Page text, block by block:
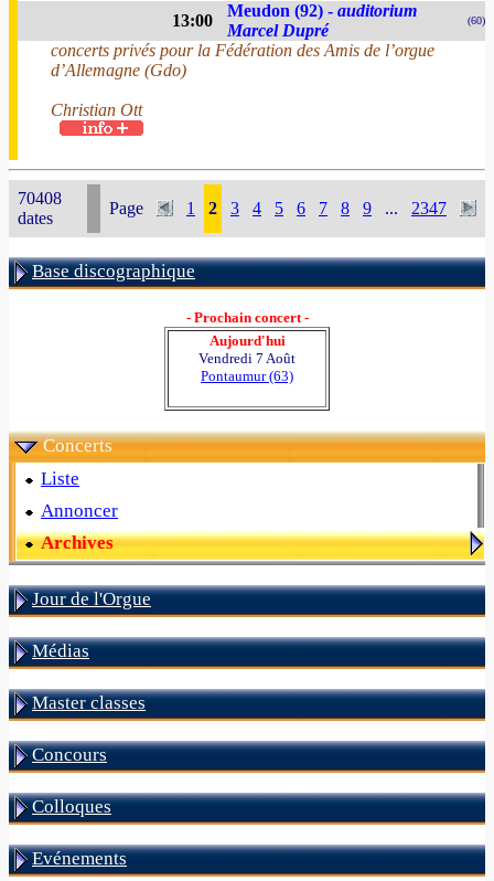
13:00
Meudon (92) - auditorium
Marcel Dupré
(60)
concerts privés pour la Fédération des Amis de l’orgue
d’Allemagne (Gdo)
Christian Ott
70408
dates
Page 1 2 3 4 5 6 7 8 9 ... 2347
Base discographique
- Prochain concert -
Aujourd'hui
Vendredi 7 Août
Pontaumur (63)
Concerts
Liste
Annoncer
Archives
Jour de l'Orgue
Médias
Master classes
Concours
Colloques
Evénements